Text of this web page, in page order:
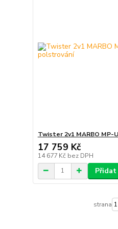
Twister 2v1 MARBO
17 759 Kč
14 677 Kč bez DPH
strana